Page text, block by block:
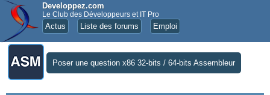
Developpez.com
Le Club des Développeurs et IT Pro
Actus Liste des forums Emploi
Poser une question x86 32-bits / 64-bits Assembleur